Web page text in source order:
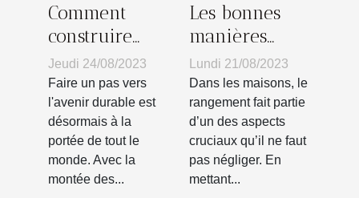
Comment
construire
votre propre
habitat vert :
guide pas à
pas
Jeudi 24/08/2023
Faire un pas vers
l'avenir durable est
désormais à la
portée de tout le
monde. Avec la
montée des...
Les bonnes
manières
pour choisir
son crochet
mural
Lundi 21/08/2023
Dans les maisons, le
rangement fait partie
d’un des aspects
cruciaux qu’il ne faut
pas négliger. En
mettant...